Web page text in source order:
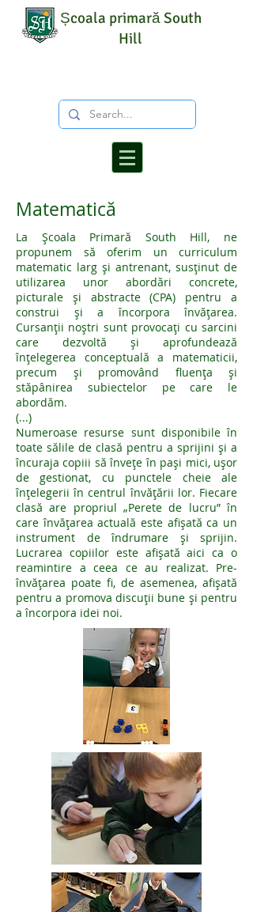
Școala primară South
Hill
Matematică
La Școala Primară South Hill, ne
propunem să oferim un curriculum
matematic larg și antrenant, susținut de
utilizarea unor abordări concrete,
picturale și abstracte (CPA) pentru a
construi și a încorpora învățarea.
Cursanții noștri sunt provocați cu sarcini
care dezvoltă și aprofundează
înțelegerea conceptuală a matematicii,
precum și promovând fluența și
stăpânirea subiectelor pe care le
abordăm.
(...)
Numeroase resurse sunt disponibile în
toate sălile de clasă pentru a sprijini și a
încuraja copiii să învețe în pași mici, ușor
de gestionat, cu punctele cheie ale
înțelegerii în centrul învățării lor. Fiecare
clasă are propriul „Perete de lucru” în
care învățarea actuală este afișată ca un
instrument de îndrumare și sprijin.
Lucrarea copiilor este afișată aici ca o
reamintire a ceea ce au realizat. Pre-
învățarea poate fi, de asemenea, afișată
pentru a promova discuții bune și pentru
a încorpora idei noi.